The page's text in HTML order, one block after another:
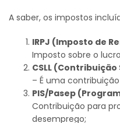
A saber, os impostos
IRPJ (Imposto de
Imposto sobre o
CSLL
– É uma
PIS/Pasep
Contribuição para
desemprego;